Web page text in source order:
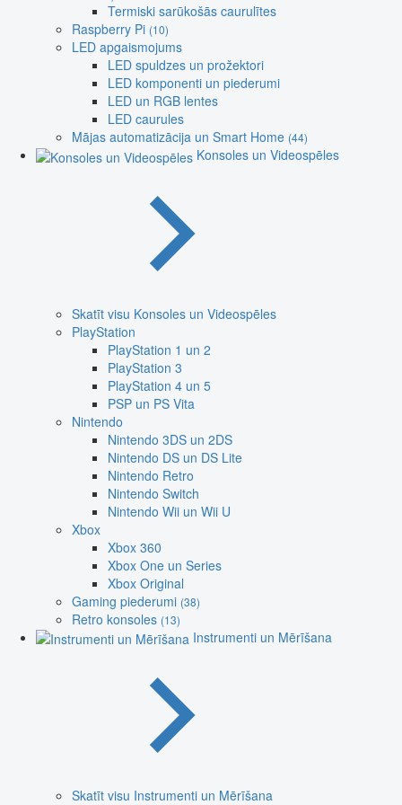
Termiski sarūkošās caurulītes
Raspberry Pi (10)
LED apgaismojums
LED spuldzes un prožektori
LED komponenti un piederumi
LED un RGB lentes
LED caurules
Mājas automatizācija un Smart Home (44)
Konsoles un Videospēles
Skatīt visu Konsoles un Videospēles
PlayStation
PlayStation 1 un 2
PlayStation 3
PlayStation 4 un 5
PSP un PS Vita
Nintendo
Nintendo 3DS un 2DS
Nintendo DS un DS Lite
Nintendo Retro
Nintendo Switch
Nintendo Wii un Wii U
Xbox
Xbox 360
Xbox One un Series
Xbox Original
Gaming piederumi (38)
Retro konsoles (13)
Instrumenti un Mērīšana
Skatīt visu Instrumenti un Mērīšana